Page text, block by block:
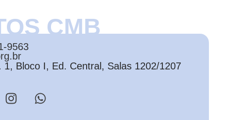
CMB
9563
1, Bloco I, Ed. Central, Salas 1202/1207